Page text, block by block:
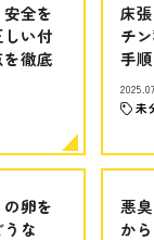
全を
い付
を徹底
床
チ
手順
未
卵を
な
悪
か